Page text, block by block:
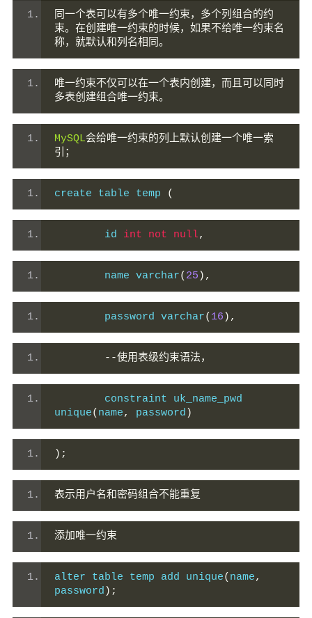
同一个表可以有多个唯一约束，多个列组合的约
束。在创建唯一约束的时候，如果不给唯一约束名
称，就默认和列名相同。
唯一约束不仅可以在一个表内创建，而且可以同时
多表创建组合唯一约束。
MySQL会给唯一约束的列上默认创建一个唯一索
引；
create table temp (
        id
int not null,
        name varchar
( 25 ),
        password varchar
( 16 ),
--使用表级约束语法，
unique( name, password )
);
表示用户名和密码组合不能重复
添加唯一约束
alter table temp add unique( name,
password );